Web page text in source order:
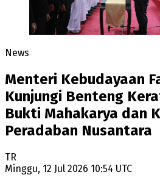
News
Menteri Kebudayaan
Kunjungi Benteng
Bukti Mahakarya dan
Peradaban Nusantara
TR
Minggu, 12 Jul 2026 10:54 UTC